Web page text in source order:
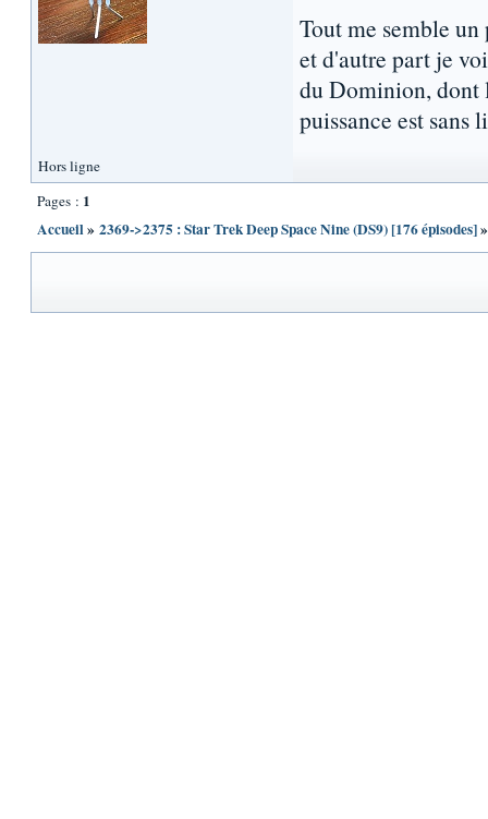
Tout me semble
et d'autre part je
du Dominion, dont
puissance est sans
Hors ligne
Pages : 1
Accueil» 2369->2375 : Star Trek Deep Space Nine (DS9) [176 épisodes]